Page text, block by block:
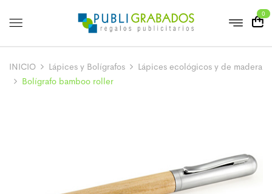
0
INICIO Lápices y Bolígrafos
Lápices ecológicos y de madera
Bolígrafo bamboo roller